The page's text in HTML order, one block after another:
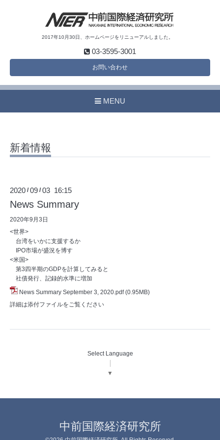
2017年10月30日、ホームページをリニューアルしました。
03-3595-3001
お問い合わせ
MENU
新着情報
2020 /09 /03 16:15
News Summary
2020年9月3日
<世界>
台湾をいかに支援するか
IPO市場が盛況を博す
<米国>
第3四半期のGDPを計算してみると
社債発行、記録的水準に増加
News Summary September 3, 2020.pdf (0.95MB)
詳細は添付ファイルをご覧ください
Select Language
▼
中前国際経済研究所